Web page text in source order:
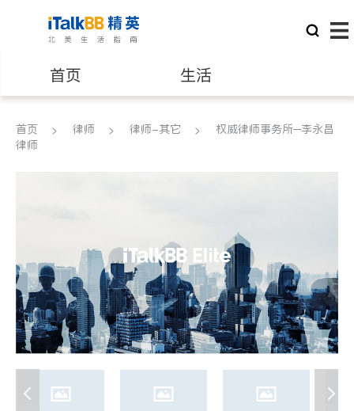
首页 生活
医生 律师
养老 非盈利组织
首页 律师 律师-其它
权威律师事务所─李永昌
律师